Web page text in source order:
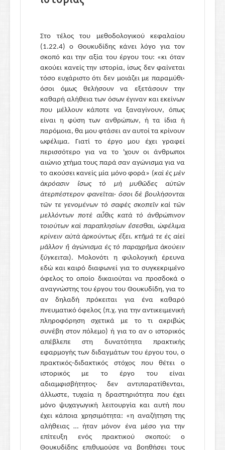
Στο τέλος του μεθοδολογικού κεφαλαίου
(1.22.4)
ο Θουκυδίδης κάνει λόγο για τον
σκοπό και την αξία του έργου του: «κι όταν
ακούει κανείς την ιστορία, ίσως δεν φαίνεται
τόσο ευχάριστο ότι δεν μοιάζει με παραμύθι·
όσοι όμως θελήσουν να εξετάσουν την
καθαρή αλήθεια των όσων έγιναν και εκείνων
που μέλλουν κάποτε να ξαναγίνουν, όπως
είναι η φύση των ανθρώπων, ή τα ίδια ή
παρόμοια, θα μου φτάσει αν αυτοί τα κρίνουν
ωφέλιμα. Γιατί το έργο μου έχει γραφεί
περισσότερο για να το 'χουν οι άνθρωποι
αιώνιο χτήμα τους παρά σαν αγώνισμα για να
το ακούσει κανείς μία μόνο φορά» (καὶ ἐς μὲν
ἀκρόασιν ἴσως τὸ μὴ μυθῶδες αὐτῶν
ἀτερπέστερον φανεῖται· ὅσοι δὲ βουλήσονται
τῶν τε γενομένων τὸ σαφὲς σκοπεῖν καὶ τῶν
μελλόντων ποτὲ αὖθις κατὰ τὸ ἀνθρώπινον
τοιούτων καὶ παραπλησίων ἔσεσθαι, ὠφέλιμα
κρίνειν αὐτὰ ἀρκούντως ἕξει. κτῆμά τε ἐς αἰεὶ
μᾶλλον ἢ ἀγώνισμα ἐς τὸ παραχρῆμα ἀκούειν
ξύγκειται). Μολονότι η φιλολογική έρευνα
εδώ και καιρό διαφωνεί για το συγκεκριμένο
όφελος το οποίο δικαιούται να προσδοκά ο
αναγνώστης του έργου του Θουκυδίδη, για το
αν δηλαδή πρόκειται για ένα καθαρό
πνευματικό όφελος (π.χ. για την αντικειμενική
πληροφόρηση σχετικά με το τι ακριβώς
συνέβη στον πόλεμο) ή για το αν ο ιστορικός
απέβλεπε στη δυνατότητα πρακτικής
εφαρμογής των διδαγμάτων του έργου του, ο
πρακτικός-διδακτικός στόχος που θέτει ο
ιστορικός με το έργο του είναι
αδιαμφισβήτητος· δεν αντιπαρατίθενται,
άλλωστε, τυχαία η δραστηριότητα που έχει
μόνο ψυχαγωγική λειτουργία και αυτή που
έχει κάποια χρησιμότητα: «η αναζήτηση της
αλήθειας … ήταν μόνον ένα μέσο για την
επίτευξη ενός πρακτικού σκοπού:
ο
Θουκυδίδης επιθυμούσε να βοηθήσει τους